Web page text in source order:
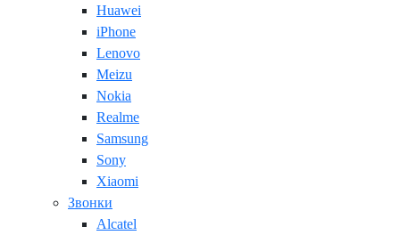
Huawei
iPhone
Lenovo
Meizu
Nokia
Realme
Samsung
Sony
Xiaomi
Звонки
Alcatel